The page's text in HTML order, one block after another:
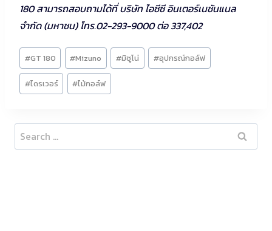
180 สามารถสอบถามได้ที่ บริษัท ไอซีซี อินเตอร์เนชันแนล
จำกัด (มหาชน) โทร.02-293-9000 ต่อ 337,402
Post
Tags:
#GT 180 #Mizuno #มิซูโน่ #อุปกรณ์กอล์ฟ
#ไดรเวอร์ #ไม้กอล์ฟ
Search
for: